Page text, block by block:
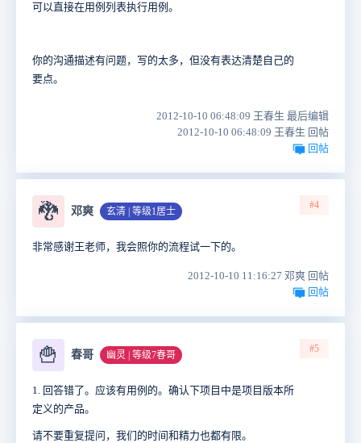
可以直接在用例列表执行用例。
你的沟通描述有问题，写的太多，但没有表达清楚自己的
要点。
2012-10-10 06:48:09 王春生 最后编辑
2012-10-10 06:48:09 王春生 回帖
回帖
🐉 邓爽 玄清 | 等级1居士
#4
非常感谢王老师，我会照你的流程试一下的。
2012-10-10 11:16:27 邓爽 回帖
回帖
🍟 春哥 幽灵 | 等级7春哥
#5
1. 回答错了。应该有用例的。确认下项目中是项目版本所
定义的产品。
请不要重复提问，我们的时间和精力也都有限。